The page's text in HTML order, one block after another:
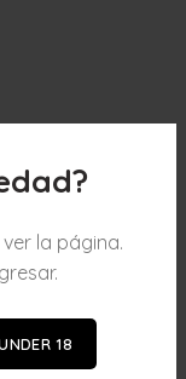
la página.
18